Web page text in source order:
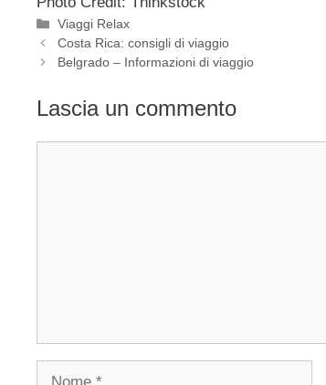
Categorie
Viaggi Relax
Costa Rica: consigli di viaggio
Belgrado – Informazioni di viaggio
Lascia un commento
Nome